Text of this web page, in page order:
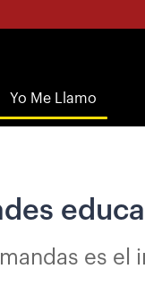
Yo Me Llamo
es el